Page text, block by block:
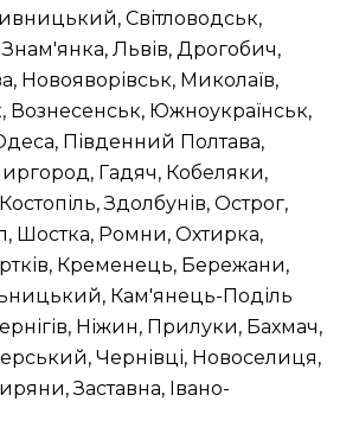
Світловодськ,
Львів, Дрогобич,
Новояворівськ, Миколаїв,
Вознесенськ, Южноукраїнськ,
Південний Полтава,
Гадяч, Кобеляки,
Здолбунів, Острог,
Шостка, Ромни, Охтирка,
Кременець, Бережани,
Кам'янець-Поділь
Ніжин, Прилуки, Бахмач,
Чернівці, Новоселиця,
Заставна, Івано-